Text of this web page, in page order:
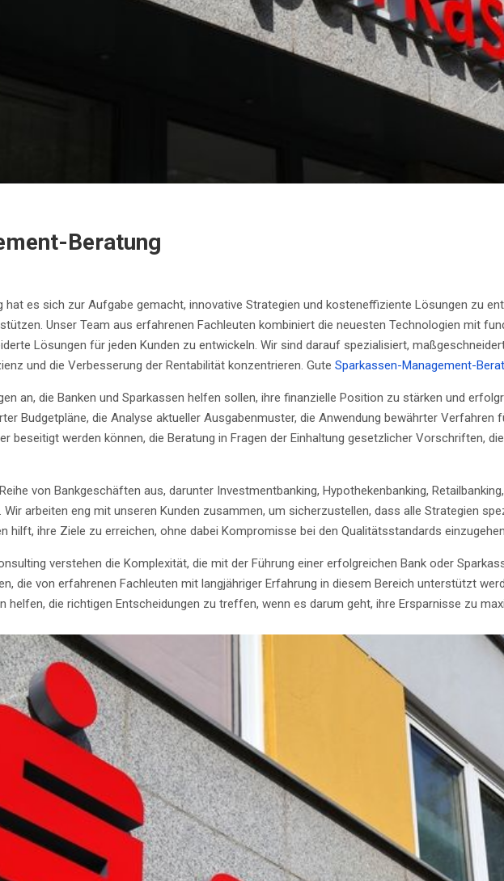
Beratung
hat es sich zur Aufgabe gemacht, innovative Strategien und kosteneffiziente Lösungen zu
Unser Team aus erfahrenen Fachleuten kombiniert die neuesten Technologien mit
Lösungen für jeden Kunden zu entwickeln. Wir sind darauf spezialisiert,
und die Verbesserung der Rentabilität konzentrieren. Gute Sparkassen-Management-
an, die Banken und Sparkassen helfen sollen, ihre finanzielle Position zu stärken und
Budgetpläne, die Analyse aktueller Ausgabenmuster, die Anwendung bewährter Verfahren
beseitigt werden können, die Beratung in Fragen der Einhaltung gesetzlicher Vorschriften,
von Bankgeschäften aus, darunter Investmentbanking, Hypothekenbanking,
arbeiten eng mit unseren Kunden zusammen, um sicherzustellen, dass alle Strategien
hilft, ihre Ziele zu erreichen, ohne dabei Kompromisse bei den Qualitätsstandards
verstehen die Komplexität, die mit der Führung einer erfolgreichen Bank oder
die von erfahrenen Fachleuten mit langjähriger Erfahrung in diesem Bereich unterstützt
helfen, die richtigen Entscheidungen zu treffen, wenn es darum geht, ihre Ersparnisse zu